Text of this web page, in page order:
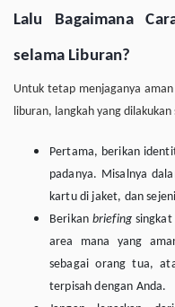
Lalu Bagaimana
selama Liburan?
Untuk tetap menjaganya
liburan, langkah yang
Pertama, berikan
padanya. Misalnya
kartu di jaket, dan
Berikan briefing singkat
area mana yang
sebagai orang tua,
terpisah dengan Anda.